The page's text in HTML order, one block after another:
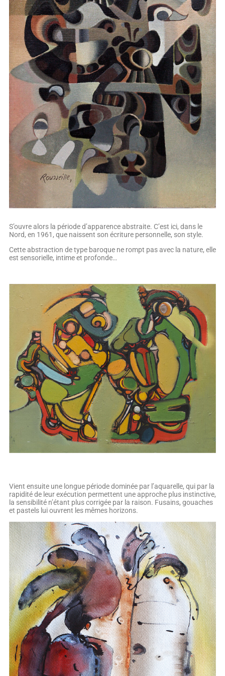
S’ouvre alors la période d’apparence abstraite. C’est ici, dans le
Nord, en 1961, que naissent son écriture personnelle, son style.
Cette abstraction de type baroque ne rompt pas avec la nature, elle
est sensorielle, intime et profonde…
Vient ensuite une longue période dominée par l’aquarelle, qui par la
rapidité de leur exécution permettent une approche plus instinctive,
la sensibilité n’étant plus corrigée par la raison. Fusains, gouaches
et pastels lui ouvrent les mêmes horizons.